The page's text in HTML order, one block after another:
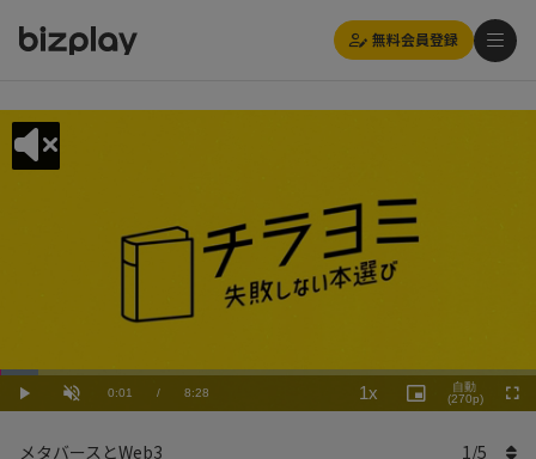
無料会員登録
Play UnmuteCurrent
0:01 / Duration
8:28
Loaded:
7.09%
1x
Rate
Picture-
in-
自動
(270p)
メタバースとWeb3 1/5